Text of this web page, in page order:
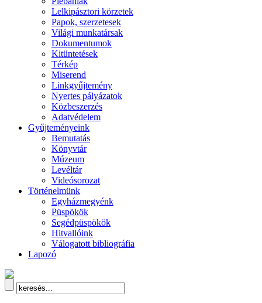
Lelkipásztori körzetek
Papok, szerzetesek
Világi munkatársak
Dokumentumok
Kitüntetések
Térkép
Miserend
Linkgyűjtemény
Nyertes pályázatok
Közbeszerzés
Adatvédelem
Gyűjteményeink
Bemutatás
Könyvtár
Múzeum
Levéltár
Videósorozat
Történelmünk
Egyházmegyénk
Püspökök
Segédpüspökök
Hitvallóink
Válogatott bibliográfia
Lapozó